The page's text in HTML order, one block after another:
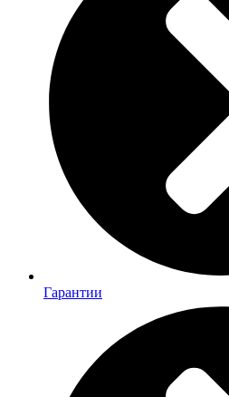
Гарантии